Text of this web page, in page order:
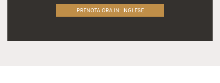
PRENOTA ORA IN: INGLESE